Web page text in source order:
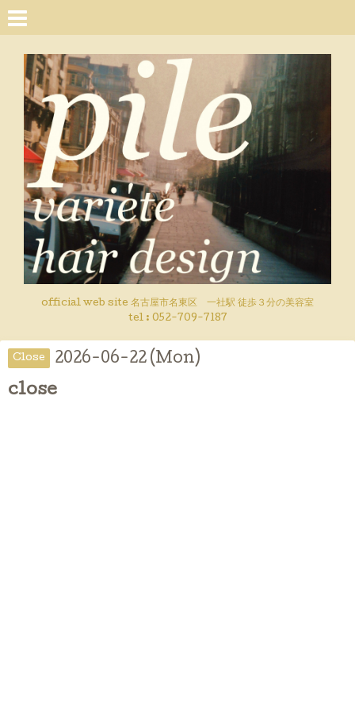
official web site 名古屋市名東区 一社駅 徒歩３分の美容室
tel : 052-709-7187
Close 2026-06-22 (Mon)
close